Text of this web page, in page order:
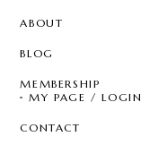
ABOUT
BLOG
MEMBERSHIP
MY PAGE / LOGIN
CONTACT